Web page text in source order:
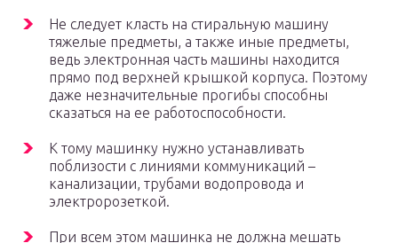
Не следует класть на стиральную машину
тяжелые предметы, а также иные предметы,
ведь электронная часть машины находится
прямо под верхней крышкой корпуса. Поэтому
даже незначительные прогибы способны
сказаться на ее работоспособности.
К тому машинку нужно устанавливать
поблизости с линиями коммуникаций –
канализации, трубами водопровода и
электророзеткой.
При всем этом машинка не должна мешать